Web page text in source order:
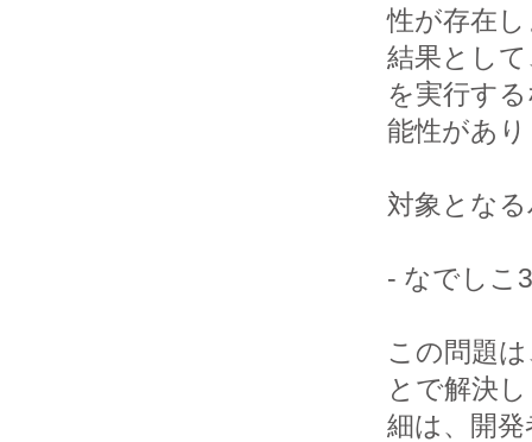
性が存在
結果とし
を実行す
能性があ
対象とな
- なでしこ
この問題
とで解決
細は、開